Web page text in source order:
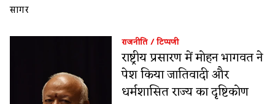
सागर
राजनीति/टिप्पणी
राष्ट्रीय प्रसारण में मोहन भागवत ने
पेश किया जातिवादी और
धर्मशासित राज्य का दृष्टिकोण